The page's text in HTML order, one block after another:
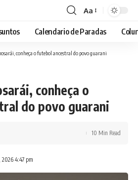
Font
Resizer
Aa
Calendario de Paradas
conheça o futebol ancestral do povo guarani
conheça o
do povo guarani
4:47 pm
10 Min Read